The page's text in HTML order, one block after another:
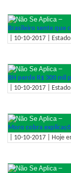
–
Brasileiro sente que
| 10-10-2017 |
–
BH perde R$ 300 mil
| 10-10-2017 |
–
Moro cobra
| 10-10-2017 | Hoje
–